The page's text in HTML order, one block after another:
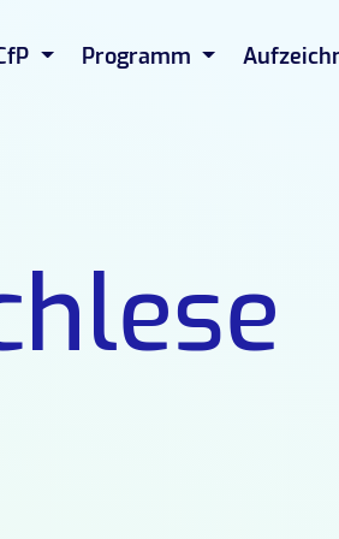
Programm